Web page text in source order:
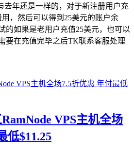
去年还是一样的，对于新注册用户充
，然后可以得到25美元的账户余
的如果是老用户充值25美元，也可以
要在充值完毕之后TK联系客服处理
VPS主机全场
低$11.25